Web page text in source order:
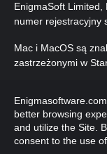
EnigmaSoft Limited,
numer rejestracyjny
Mac i MacOS są
zastrzeżonymi w
zastrzeżone.
better browsing
and utilize the Site.
consent to the use